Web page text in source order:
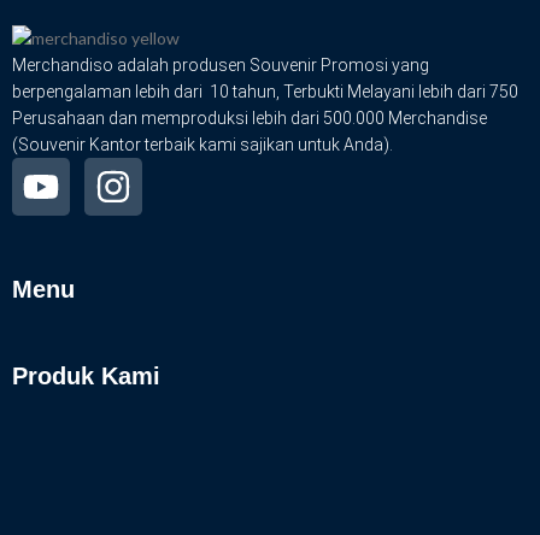
Merchandiso adalah produsen Souvenir Promosi yang
berpengalaman lebih dari 10 tahun, Terbukti Melayani lebih dari 750
Perusahaan dan memproduksi lebih dari 500.000 Merchandise
(Souvenir Kantor terbaik kami sajikan untuk Anda).
Menu
Produk Kami